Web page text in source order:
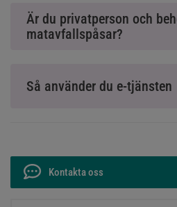
Är du privatperson och
matavfallspåsar?
Så använder du e-tjänsten
Kontakta oss